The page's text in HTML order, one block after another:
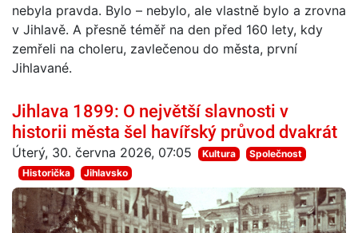
nebyla pravda. Bylo – nebylo, ale vlastně bylo a zrovna
v Jihlavě. A přesně téměř na den před 160 lety, kdy
zemřeli na choleru, zavlečenou do města, první
Jihlavané.
Jihlava 1899: O největší slavnosti v
historii města šel havířský průvod dvakrát
Úterý, 30. června 2026, 07:05 Kultura
Společnost
Historička
Jihlavsko